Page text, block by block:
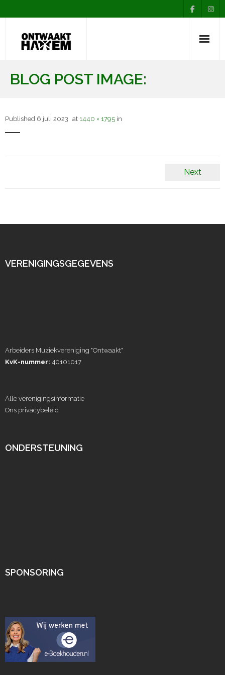
BLOG POST IMAGE:
Published 6 juli 2023 at 1440 × 1795 in
Next
VERENIGINGSGEGEVENS
Arbeiders Muziekvereniging "Ontwaakt"
KvK-nummer: 40101017
Alle verenigingsinformatie
Ons privacybeleid
ONDERSTEUNING
SPONSORING